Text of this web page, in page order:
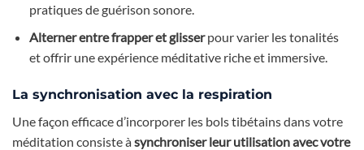
pratiques de guérison sonore.
Alterner entre frapper et glisserpour varier les tonalités
et offrir une expérience méditative riche et immersive.
La synchronisation avec la respiration
Une façon efficace d’incorporer les bols tibétains dans votre
méditation consiste àsynchroniser leur utilisation avec votre